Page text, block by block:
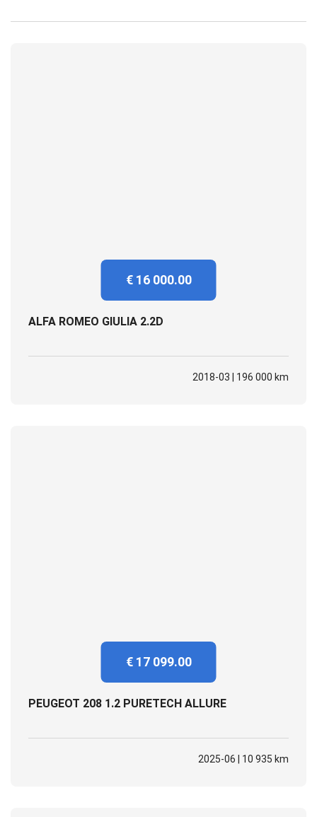
€ 16 000.00
ALFA ROMEO GIULIA 2.2D
2018-03 | 196 000 km
€ 17 099.00
PEUGEOT 208 1.2 PURETECH ALLURE
2025-06 | 10 935 km